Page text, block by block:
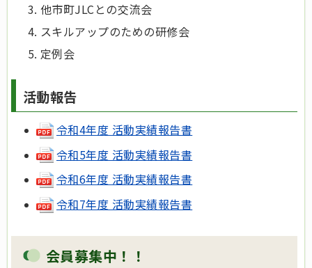
他市町JLCとの交流会
スキルアップのための研修会
定例会
活動報告
令和4年度 活動実績報告書
令和5年度 活動実績報告書
令和6年度 活動実績報告書
令和7年度 活動実績報告書
会員募集中！！